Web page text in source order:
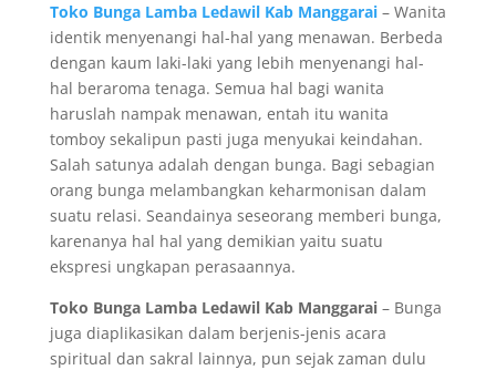
Toko Bunga Lamba Ledawil Kab Manggarai– Wanita
identik menyenangi hal-hal yang menawan. Berbeda
dengan kaum laki-laki yang lebih menyenangi hal-
hal beraroma tenaga. Semua hal bagi wanita
haruslah nampak menawan, entah itu wanita
tomboy sekalipun pasti juga menyukai keindahan.
Salah satunya adalah dengan bunga. Bagi sebagian
orang bunga melambangkan keharmonisan dalam
suatu relasi. Seandainya seseorang memberi bunga,
karenanya hal hal yang demikian yaitu suatu
ekspresi ungkapan perasaannya.
Toko Bunga Lamba Ledawil Kab Manggarai– Bunga
juga diaplikasikan dalam berjenis-jenis acara
spiritual dan sakral lainnya, pun sejak zaman dulu